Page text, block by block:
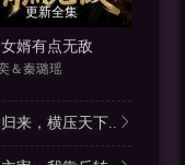
更新全集
婿有点无敌
＆秦璐瑶
来，横压天下..